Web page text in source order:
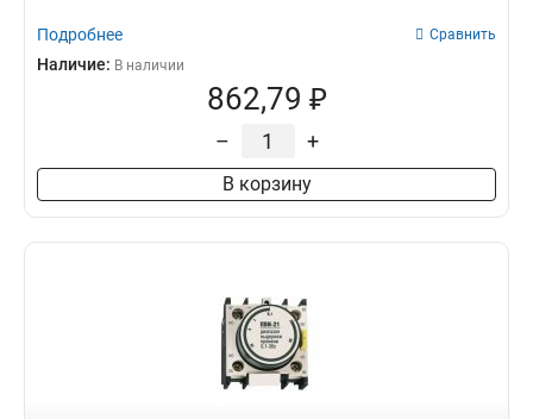
Подробнее Сравнить
Наличие: В наличии
862,79 ₽
– +
В корзину